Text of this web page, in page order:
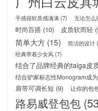
手感很软质感满满(7) 无论怎么
时尚百搭 (10) 皮质软而轻
简单大方 (15) 简洁的设计
经典带着少女风(7)
结合了品牌经典的taiga皮
结合驴家标志性Monogram成
肩带可调长短 (9) 让你的包
路易威登包包